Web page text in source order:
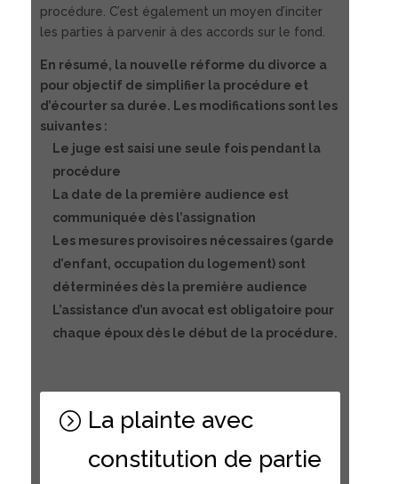
procédure. C’est également un moyen d’inciter
les parties à parvenir à des accords sur le fond.
En résumé, la nouvelle réforme du divorce a
pour objectif de simplifier la procédure et
d’écourter sa durée. Les modifications sont les
suivantes :
Le juge est saisi une seule fois pendant la
procédure
La date de la première audience est
communiquée dès l’assignation
Les mesures provisoires nécessaires (garde
d’enfant, occupation du logement) sont
déterminées dès la première audience
L’assistance d’un avocat est obligatoire pour
chaque époux dès le début de la procédure.
La plainte avec
constitution de partie